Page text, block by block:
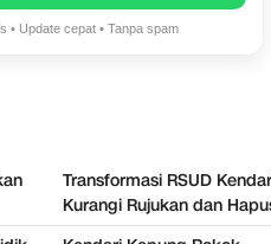
• Update cepat • Tanpa spam
Transformasi RSUD
Kurangi Rujukan dan